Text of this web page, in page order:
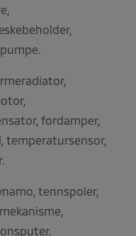
fordamper,
temperatursensor,
tennspoler,